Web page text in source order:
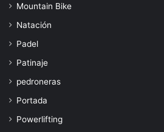
Mountain Bike
Natación
Padel
Patinaje
pedroneras
Portada
Powerlifting